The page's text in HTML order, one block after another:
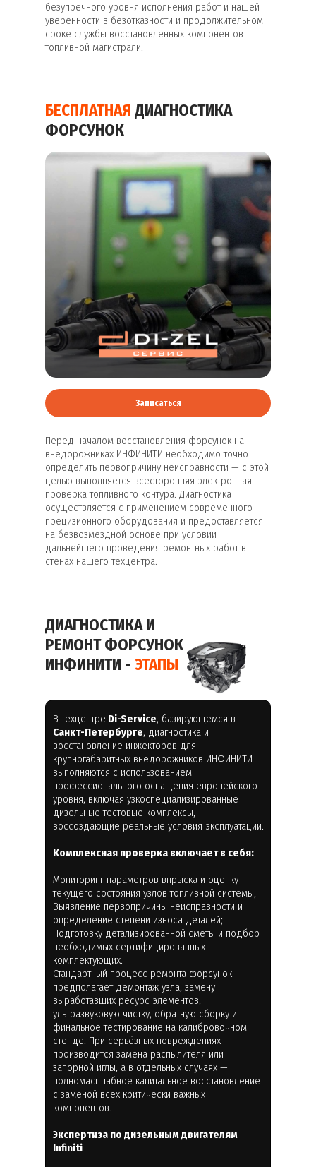
безупречного уровня исполнения работ и нашей
уверенности в безотказности и продолжительном
сроке службы восстановленных компонентов
топливной магистрали.
Перед началом восстановления форсунок на
внедорожниках ИНФИНИТИ необходимо точно
определить первопричину неисправности — с этой
целью выполняется всесторонняя электронная
проверка топливного контура. Диагностика
осуществляется с применением современного
прецизионного оборудования и предоставляется
на безвозмездной основе при условии
дальнейшего проведения ремонтных работ в
стенах нашего техцентра.
БЕСПЛАТНАЯ ДИАГНОСТИКА
ФОРСУНОК
Записаться
В техцентре Di-Service, базирующемся в
Санкт-Петербурге, диагностика и
восстановление инжекторов для
крупногабаритных внедорожников ИНФИНИТИ
выполняются с использованием
профессионального оснащения европейского
уровня, включая узкоспециализированные
дизельные тестовые комплексы,
воссоздающие реальные условия эксплуатации.
Комплексная проверка включает в себя:
Мониторинг параметров впрыска и оценку
текущего состояния узлов топливной системы;
Выявление первопричины неисправности и
определение степени износа деталей;
Подготовку детализированной сметы и подбор
необходимых сертифицированных
комплектующих.
Стандартный процесс ремонта форсунок
предполагает демонтаж узла, замену
выработавших ресурс элементов,
ультразвуковую чистку, обратную сборку и
финальное тестирование на калибровочном
стенде. При серьёзных повреждениях
производится замена распылителя или
запорной иглы, а в отдельных случаях —
полномасштабное капитальное восстановление
с заменой всех критически важных
компонентов.
Экспертиза по дизельным двигателям
Infiniti
ДИАГНОСТИКА И
РЕМОНТ ФОРСУНОК
ИНФИНИТИ - ЭТАПЫ